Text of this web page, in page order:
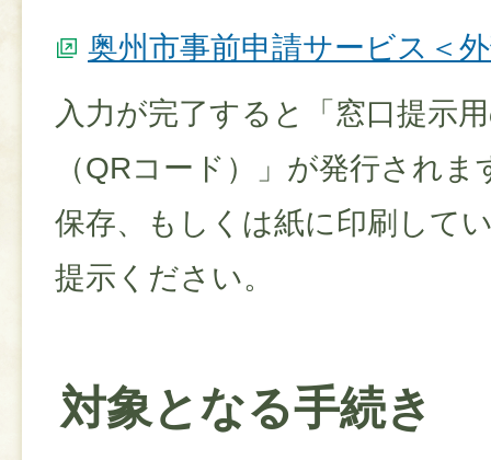
奥州市事前申請サービス＜
入力が完了すると「窓口提示
（QRコード）」が発行され
保存、もしくは紙に印刷して
提示ください。
対象となる手続き